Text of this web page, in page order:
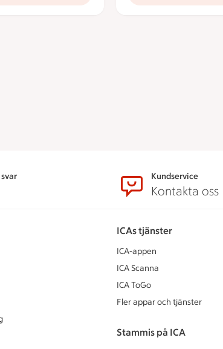
Kundservice
Kontakta oss
ICAs tjänster
ICA-appen
ICA Scanna
ICA ToGo
Fler appar och tjänster
Stammis på ICA